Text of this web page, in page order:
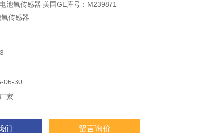
池氧传感器 美国GE库号：M239871
传感器
06-30
家
们 留言询价